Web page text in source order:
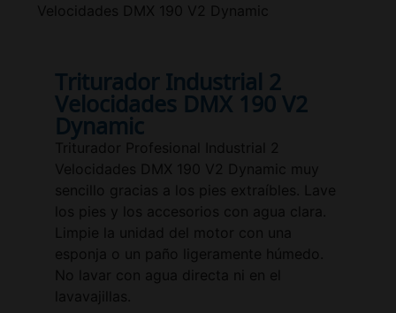
Velocidades DMX 190 V2 Dynamic
Triturador Industrial 2
Velocidades DMX 190 V2
Dynamic
Triturador Profesional Industrial 2
Velocidades DMX 190 V2 Dynamic muy
sencillo gracias a los pies extraíbles. Lave
los pies y los accesorios con agua clara.
Limpie la unidad del motor con una
esponja o un paño ligeramente húmedo.
No lavar con agua directa ni en el
lavavajillas.